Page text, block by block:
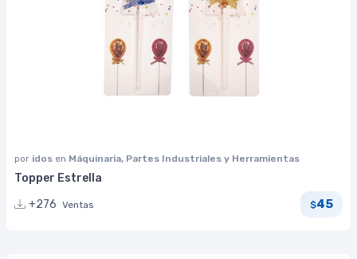
por idos en Máquinaria, Partes Industriales y Herramientas
Topper Estrella
+276 Ventas $45